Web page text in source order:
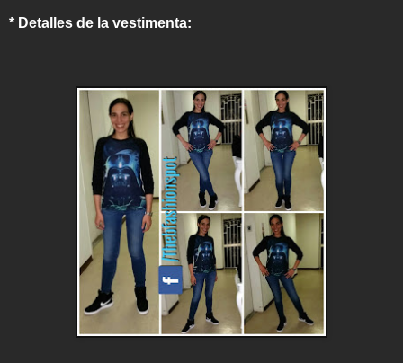
* Detalles de la vestimenta: